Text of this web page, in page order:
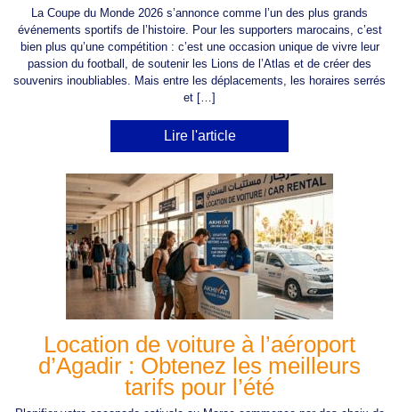
La Coupe du Monde 2026 s’annonce comme l’un des plus grands
événements sportifs de l’histoire. Pour les supporters marocains, c’est
bien plus qu’une compétition : c’est une occasion unique de vivre leur
passion du football, de soutenir les Lions de l’Atlas et de créer des
souvenirs inoubliables. Mais entre les déplacements, les horaires serrés
et […]
Lire l'article
Location de voiture à l’aéroport
d’Agadir : Obtenez les meilleurs
tarifs pour l’été